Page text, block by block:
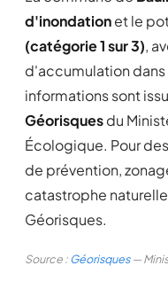
d'inondationet le
(catégorie 1 sur 3),
d'accumulation
informations sont
Géorisquesdu
Écologique. Pour
de prévention,
catastrophe
Géorisques.
Source :Géorisques—